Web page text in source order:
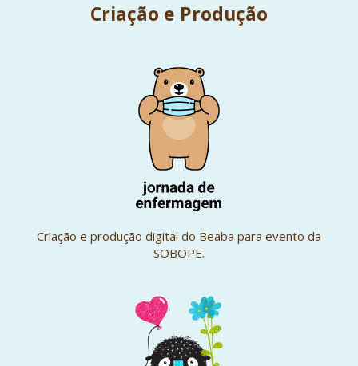
Criação e Produção
Criação e produção digital do Beaba para evento da
SOBOPE.